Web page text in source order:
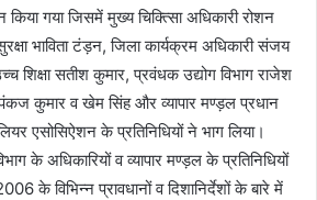
गया जिसमें मुख्य चिक्त्सिा अधिकारी रोशन
भाविता टंड़न, जिला कार्यक्रम अधिकारी संजय
शिक्षा सतीश कुमार, प्रवंधक उद्योग विभाग राजेश
कुमार व खेम सिंह और व्यापार मण्ड़ल प्रधान
एसोसिऐशन के प्रतिनिधियों ने भाग लिया।
के अधिकारियों व व्यापार मण्ड़ल के प्रतिनिधियों
के विभिन्न प्रावधानों व दिशानिर्देशों के बारे में